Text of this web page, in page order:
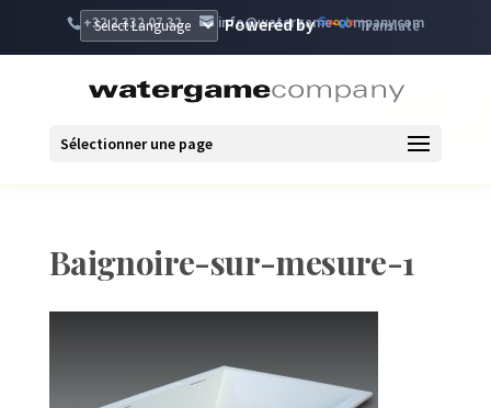
+32 2 332 07 32 info@watergame-company.com
Powered by Translate
Sélectionner une page
Baignoire-sur-mesure-1